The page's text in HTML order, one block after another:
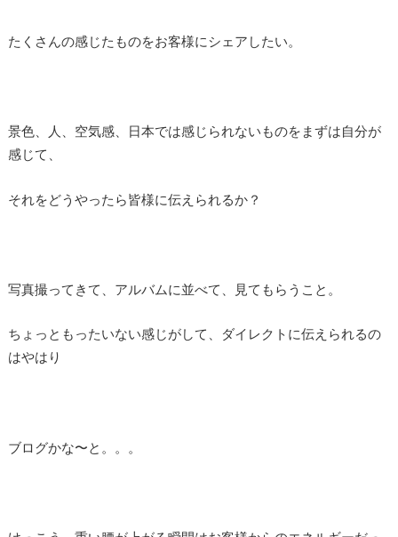
たくさんの感じたものをお客様にシェアしたい。
景色、人、空気感、日本では感じられないものをまずは自分が
感じて、
それをどうやったら皆様に伝えられるか？
写真撮ってきて、アルバムに並べて、見てもらうこと。
ちょっともったいない感じがして、ダイレクトに伝えられるの
はやはり
ブログかな〜と。。。